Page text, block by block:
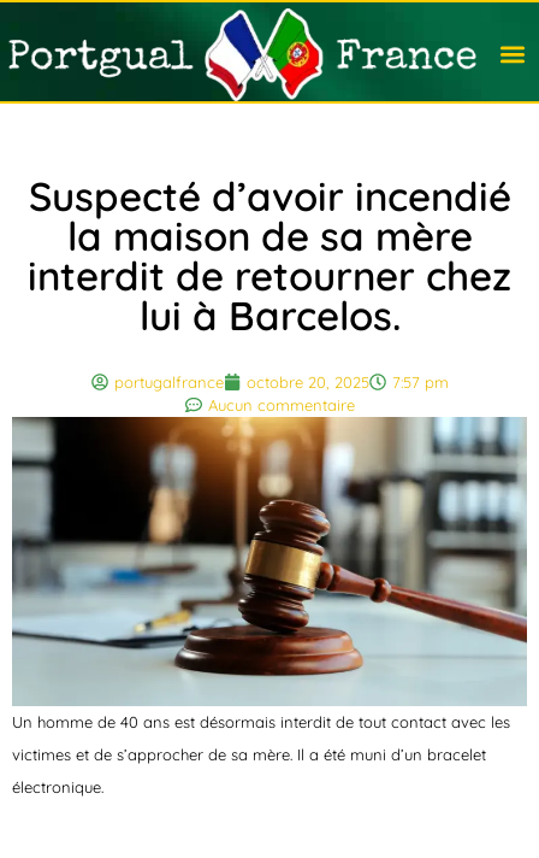
Suspecté d’avoir incendié
la maison de sa mère
interdit de retourner chez
lui à Barcelos.
portugalfrance octobre 20, 2025
7:57 pm
Aucun commentaire
Un homme de 40 ans est désormais interdit de tout contact avec les
victimes et de s’approcher de sa mère. Il a été muni d’un bracelet
électronique.